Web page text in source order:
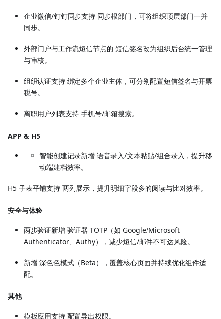
企业微信/钉钉同步支持 同步根部门，可将组织顶层部门一并
同步。
外部门户与工作流短信节点的 短信签名改为组织后台统一管理
与审核。
组织认证支持 绑定多个企业主体，可分别配置短信签名与开票
税号。
离职用户列表支持 手机号/邮箱搜索。
APP & H5
智能创建记录新增 语音录入/文本粘贴/组合录入，提升移
动端建档效率。
H5 子表平铺支持 两列展示，提升明细字段多的阅读与比对效率。
安全与体验
两步验证新增 验证器 TOTP（如 Google/Microsoft
Authenticator、Authy），减少短信/邮件不可达风险。
新增 深色色模式（Beta），覆盖核心页面并持续优化组件适
配。
其他
模板应用支持 配置导出权限。